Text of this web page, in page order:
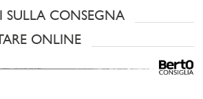
SULLA CONSEGNA
ONLINE